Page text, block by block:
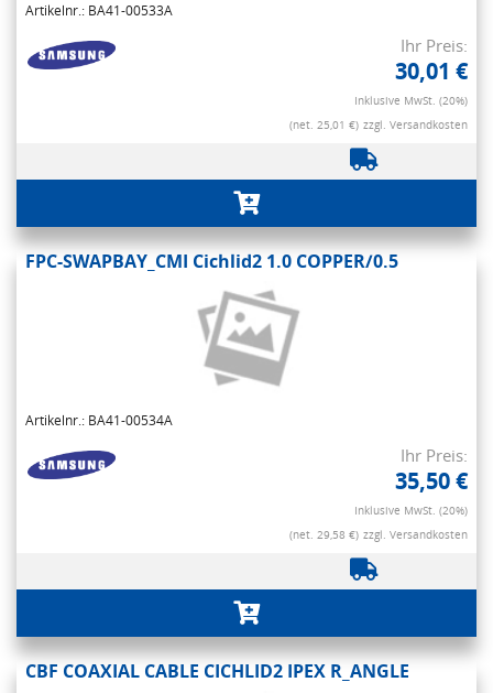
Artikelnr.: BA41-00533A
Ihr Preis:
30,01 €
Inklusive MwSt. (20%)
(net. 25,01 €) zzgl. Versandkosten
FPC-SWAPBAY_CMI Cichlid2 1.0 COPPER/0.5
Artikelnr.: BA41-00534A
Ihr Preis:
35,50 €
Inklusive MwSt. (20%)
(net. 29,58 €) zzgl. Versandkosten
CBF COAXIAL CABLE CICHLID2 IPEX R_ANGLE